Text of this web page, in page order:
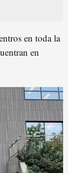
en toda la
en